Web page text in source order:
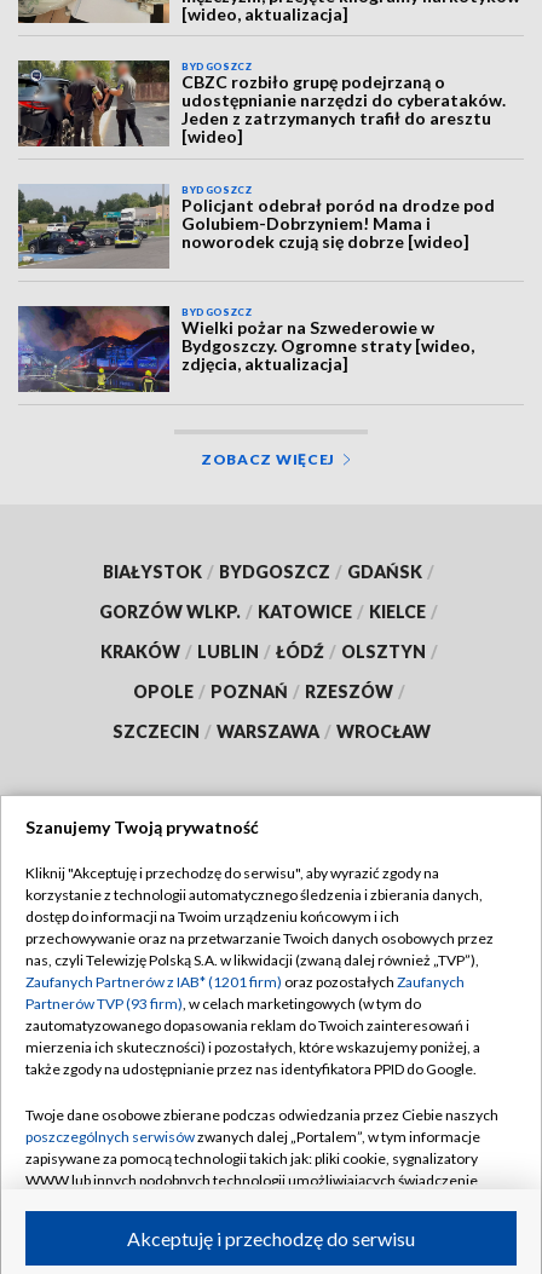
[wideo, aktualizacja]
BYDGOSZCZ
CBZC rozbiło grupę podejrzaną o
udostępnianie narzędzi do cyberataków.
Jeden z zatrzymanych trafił do aresztu
[wideo]
BYDGOSZCZ
Policjant odebrał poród na drodze pod
Golubiem-Dobrzyniem! Mama i
noworodek czują się dobrze [wideo]
BYDGOSZCZ
Wielki pożar na Szwederowie w
Bydgoszczy. Ogromne straty [wideo,
zdjęcia, aktualizacja]
ZOBACZ WIĘCEJ
BIAŁYSTOK / BYDGOSZCZ / GDAŃSK /
GORZÓW WLKP. / KATOWICE / KIELCE /
KRAKÓW / LUBLIN / ŁÓDŹ / OLSZTYN /
OPOLE / POZNAŃ / RZESZÓW /
SZCZECIN / WARSZAWA / WROCŁAW
TVP
Abonament TVP
Emisja w TVP
Centrum informacji TVP
Naziemna Telewizja Cyfrowa
Rada Programowa
System NOS
Informacje o nadawcy
Program dla prasy
Regulamin TVP
Polityka prywatności
Moje zgody
Pomoc
Kontakt
Kanały
Szanujemy Twoją prywatność
Kliknij "Akceptuję i przechodzę do serwisu", aby wyrazić zgody na
korzystanie z technologii automatycznego śledzenia i zbierania danych,
dostęp do informacji na Twoim urządzeniu końcowym i ich
przechowywanie oraz na przetwarzanie Twoich danych osobowych przez
nas, czyli Telewizję Polską S.A. w likwidacji (zwaną dalej również „TVP”),
Zaufanych Partnerów z IAB* (1201 firm) oraz pozostałych Zaufanych
Partnerów TVP (93 firm), w celach marketingowych (w tym do
zautomatyzowanego dopasowania reklam do Twoich zainteresowań i
mierzenia ich skuteczności) i pozostałych, które wskazujemy poniżej, a
także zgody na udostępnianie przez nas identyfikatora PPID do Google.
Twoje dane osobowe zbierane podczas odwiedzania przez Ciebie naszych
poszczególnych serwisówzwanych dalej „Portalem”, w tym informacje
zapisywane za pomocą technologii takich jak: pliki cookie, sygnalizatory
WWW lub innych podobnych technologii umożliwiających świadczenie
ruchu w Internecie.Akceptuję i przechodzę do serwisu